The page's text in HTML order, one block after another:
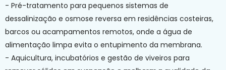
- Pré-tratamento para pequenos sistemas de
dessalinização e osmose reversa em residências costeiras,
barcos ou acampamentos remotos, onde a água de
alimentação limpa evita o entupimento da membrana.
- Aquicultura, incubatórios e gestão de viveiros para